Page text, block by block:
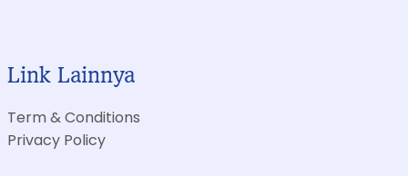
Link Lainnya
Term & Conditions
Privacy Policy